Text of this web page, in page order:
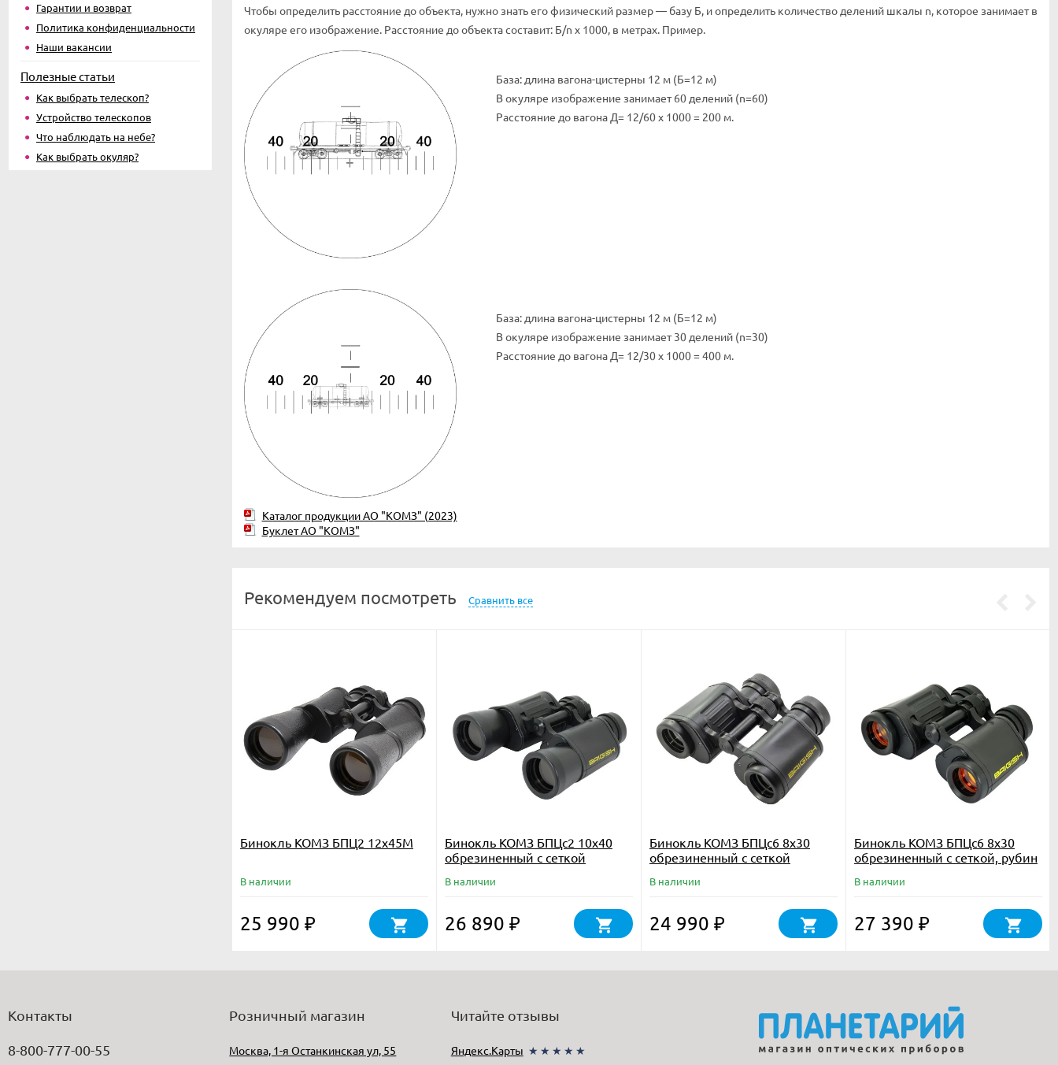
Гарантии и возврат
Политика конфиденциальности
Наши вакансии
Полезные статьи
Как выбрать телескоп?
Устройство телескопов
Что наблюдать на небе?
Как выбрать окуляр?
Чтобы определить расстояние до объекта, нужно знать его физический размер — базу Б, и определить количество делений шкалы n, которое занимает в
окуляре его изображение. Расстояние до объекта составит: Б/n x 1000, в метрах. Пример.
База: длина вагона-цистерны 12 м (Б=12 м)
В окуляре изображение занимает 60 делений (n=60)
Расстояние до вагона Д= 12/60 x 1000 = 200 м.
База: длина вагона-цистерны 12 м (Б=12 м)
В окуляре изображение занимает 30 делений (n=30)
Расстояние до вагона Д= 12/30 x 1000 = 400 м.
Каталог продукции АО "КОМЗ" (2023)
Буклет АО "КОМЗ"
Рекомендуем посмотреть Сравнить все
Бинокль КОМЗ БПЦ2 12x45М
В наличии
25 990 ₽
Бинокль КОМЗ БПЦc2 10х40
обрезиненный с сеткой
В наличии
26 890 ₽
Бинокль КОМЗ БПЦc6 8х30
обрезиненный с сеткой
В наличии
24 990 ₽
Бинокль КОМЗ БПЦc6 8х30
обрезиненный с сеткой, рубин
В наличии
27 390 ₽
Контакты
8-800-777-00-55
Розничный магазин
Москва, 1-я Останкинская ул, 55
Читайте отзывы
Яндекс.Карты ★★★★★